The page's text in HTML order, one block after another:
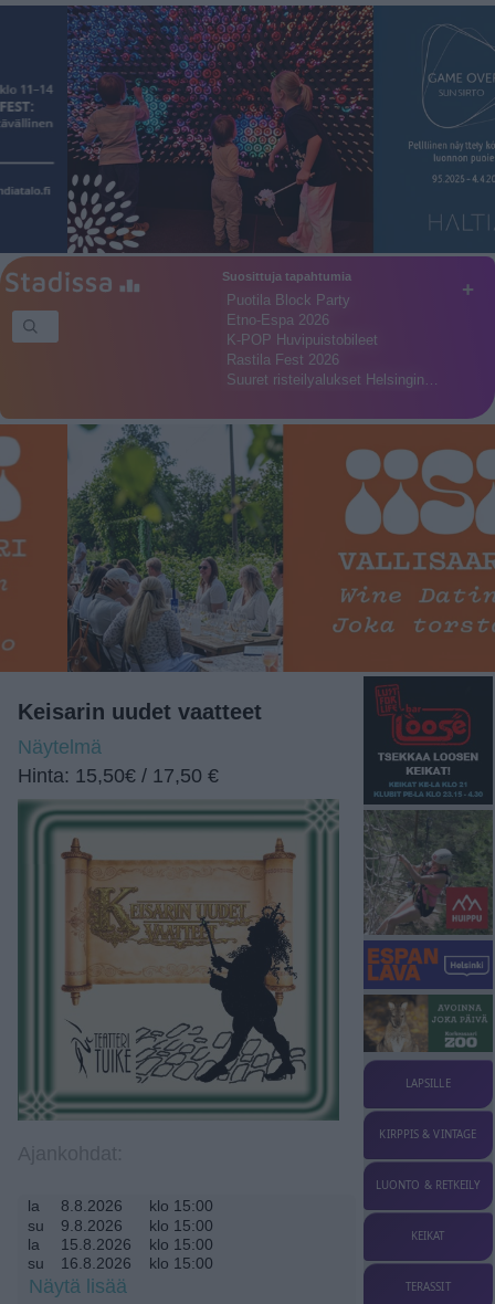
+
Suosittuja tapahtumia
Puotila Block Party
Etno-Espa 2026
K-POP Huvipuistobileet
Rastila Fest 2026
Suuret risteilyalukset Helsingin…
Keisarin uudet vaatteet
Näytelmä
Hinta: 15,50€ / 17,50 €
la 8.8.2026
klo 15:00
su
9.8.2026
klo 15:00
la
15.8.2026
klo 15:00
su
16.8.2026
klo 15:00
to
20.8.2026
Näytä lisää
LAPSILLE
KIRPPIS & VINTAGE
LUONTO & RETKEILY
KEIKAT
TERASSIT